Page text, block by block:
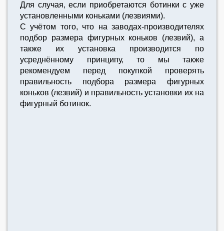
Для случая, если приобретаются ботинки с уже
установленными коньками (лезвиями).
С учётом того, что на заводах-производителях
подбор размера фигурных коньков (лезвий), а
также их установка производится по
усреднённому принципу, то мы также
рекомендуем перед покупкой проверять
правильность подбора размера фигурных
коньков (лезвий) и правильность установки их на
фигурный ботинок.